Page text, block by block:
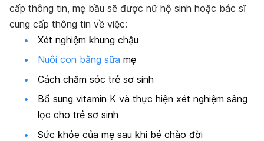
cấp thông tin, mẹ bầu sẽ được nữ hộ sinh hoặc bác sĩ
cung cấp thông tin về việc:
Xét nghiệm khung chậu
Nuôi con bằng sữa mẹ
Cách chăm sóc trẻ sơ sinh
Bổ sung vitamin K và thực hiện xét nghiệm sàng
lọc cho trẻ sơ sinh
Sức khỏe của mẹ sau khi bé chào đời